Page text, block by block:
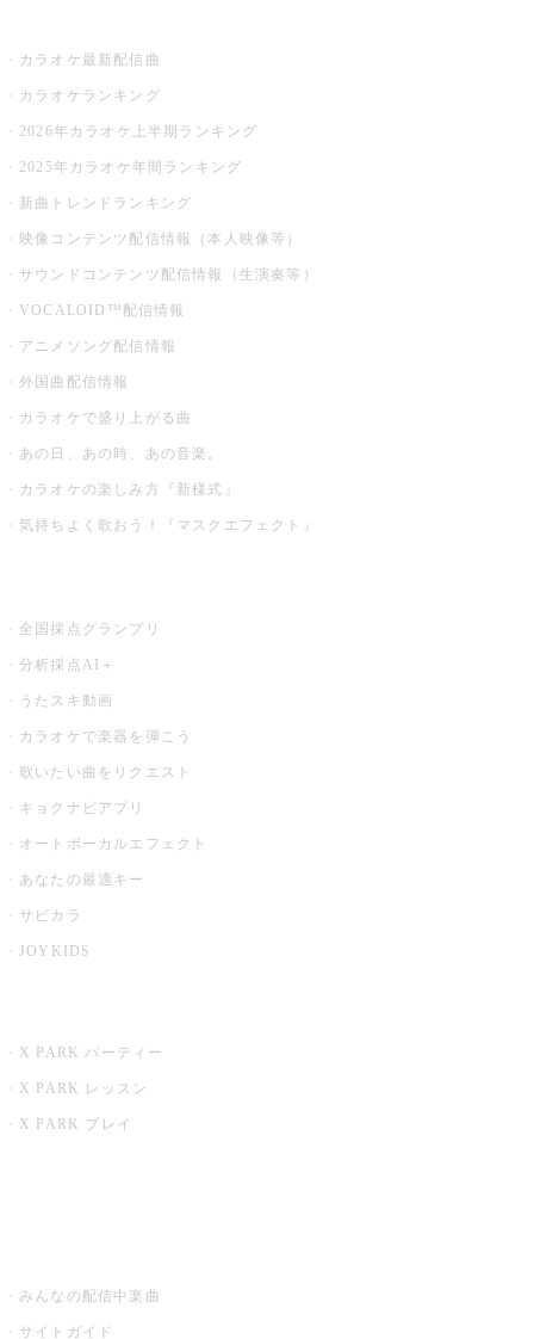
カラオケ最新配信曲
カラオケランキング
2026年カラオケ上半期ランキング
2025年カラオケ年間ランキング
新曲トレンドランキング
映像コンテンツ配信情報（本人映像等）
サウンドコンテンツ配信情報（生演奏等）
VOCALOID™配信情報
アニメソング配信情報
外国曲配信情報
カラオケで盛り上がる曲
あの日、あの時、あの音楽。
カラオケの楽しみ方『新様式』
気持ちよく歌おう！『マスクエフェクト』
全国採点グランプリ
分析採点AI＋
うたスキ動画
カラオケで楽器を弾こう
歌いたい曲をリクエスト
キョクナビアプリ
オートボーカルエフェクト
あなたの最適キー
サビカラ
JOYKIDS
X PARK パーティー
X PARK レッスン
X PARK プレイ
みんなの配信中楽曲
サイトガイド